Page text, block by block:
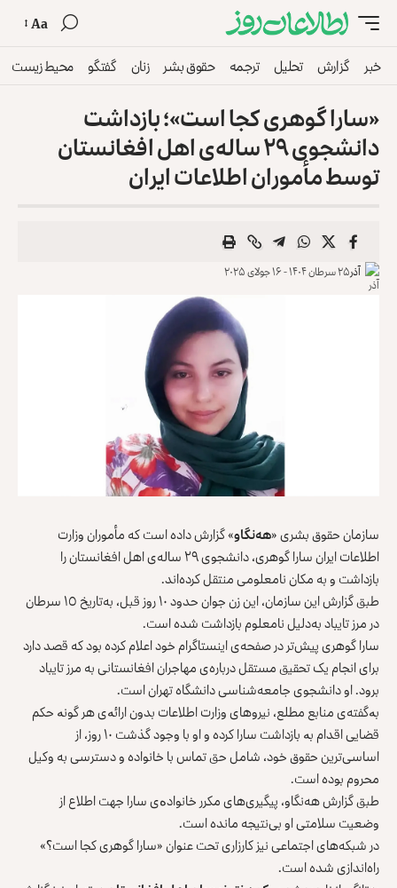
Aa
خبر گزارش تحلیل ترجمه حقوق بشر زنان گفتگو محیط زیست
‏«سارا گوهری کجا است»؛ بازداشت
دانشجوی ۲۹ ساله‌ی اهل ‏افغانستان
توسط مأموران اطلاعات ایران
آذر۲۵ سرطان ۱۴۰۴ - ۱۶ جولای ۲۰۲۵
سازمان حقوق بشری «هه‌نگاو» گزارش داده است که مأموران ‏وزارت
اطلاعات ایران سارا گوهری، دانشجوی ۲۹ ساله‌ی اهل ‏افغانستان را
بازداشت و به مکان نامعلومی منتقل کرده‌اند.‏
طبق گزارش این سازمان، این زن جوان حدود ۱۰ روز قبل، به‌تاریخ ١٥ سرطان
در مرز تایباد به‌دلیل نامعلوم بازداشت شده ‏است.‏
سارا گوهری پیش‌تر در صفحه‌ی اینستاگرام خود اعلام کرده بود که ‏قصد دارد
برای انجام یک تحقیق مستقل درباره‌ی مهاجران افغانستانی ‏به مرز تایباد
برود‎.‌‏ او دانشجوی جامعه‌شناسی دانشگاه تهران است.‏
بە‌گفته‌ی منابع مطلع، نیروهای وزارت اطلاعات بدون ارائە‌ی هر ‏گونە حکم
قضایی اقدام بە بازداشت سارا کرده و او با وجود گذشت ‌‏۱۰ روز، از
اساسی‌ترین حقوق خود، شامل حق تماس با خانواده و ‏دسترسی به وکیل
محروم بوده است.‏
طبق گزارش هه‌نگاو، پیگیری‌های مکرر خانوادە‌ی سارا جهت اطلاع ‏از
وضعیت سلامتی او بی‌نتیجه مانده است‎.‎
در شبکه‌های اجتماعی نیز کارزاری تحت عنوان «سارا گوهری ‏کجا است؟»
راه‌اندازی شده است.‏